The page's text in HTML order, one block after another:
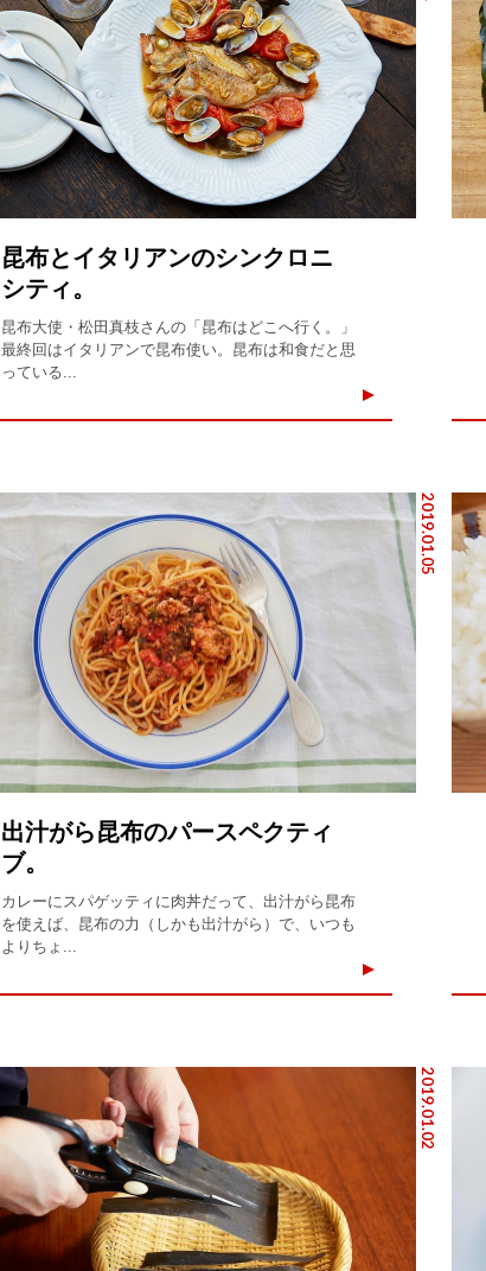
昆布とイタリアンのシンクロニ
シティ。
昆布大使・松田真枝さんの「昆布はどこへ行く。」
最終回はイタリアンで昆布使い。昆布は和食だと思
っている...
2019.01.05
出汁がら昆布のパースペクティ
ブ。
カレーにスパゲッティに肉丼だって、出汁がら昆布
を使えば、昆布の力（しかも出汁がら）で、いつも
よりちょ...
2019.01.02